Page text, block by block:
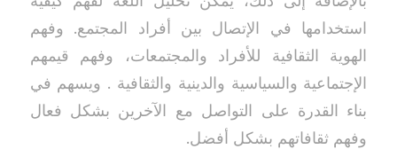
استخدامها في الإتصال بين أفراد المجتمع. وفهم
الهوية الثقافية للأفراد والمجتمعات، وفهم قيمهم
الإجتماعية والسياسية والدينية والثقافية . ويسهم في
بناء القدرة على التواصل مع الآخرين بشكل فعال
وفهم ثقافاتهم بشكل أفضل.